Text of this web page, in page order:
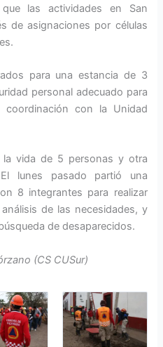
las actividades en San
de asignaciones por células
para una estancia de 3
personal adecuado para
coordinación con la Unidad
la vida de 5 personas y otra
El lunes pasado partió una
8 integrantes para realizar
de las necesidades, y
de desaparecidos.
(CS CUSur)